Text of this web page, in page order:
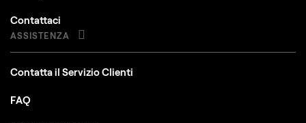
Contattaci
ASSISTENZA
Contatta il Servizio Clienti
FAQ